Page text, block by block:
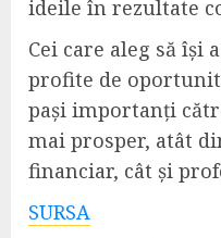
ideile în rezultate
Cei care aleg să își
profite de
pași importanți
mai prosper, atât
financiar, cât și
SURSA